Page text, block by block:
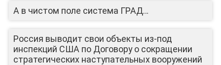
А в чистом поле система ГРАД…
Россия выводит свои объекты из-под
инспекций США по Договору о сокращении
стратегических наступательных вооружений